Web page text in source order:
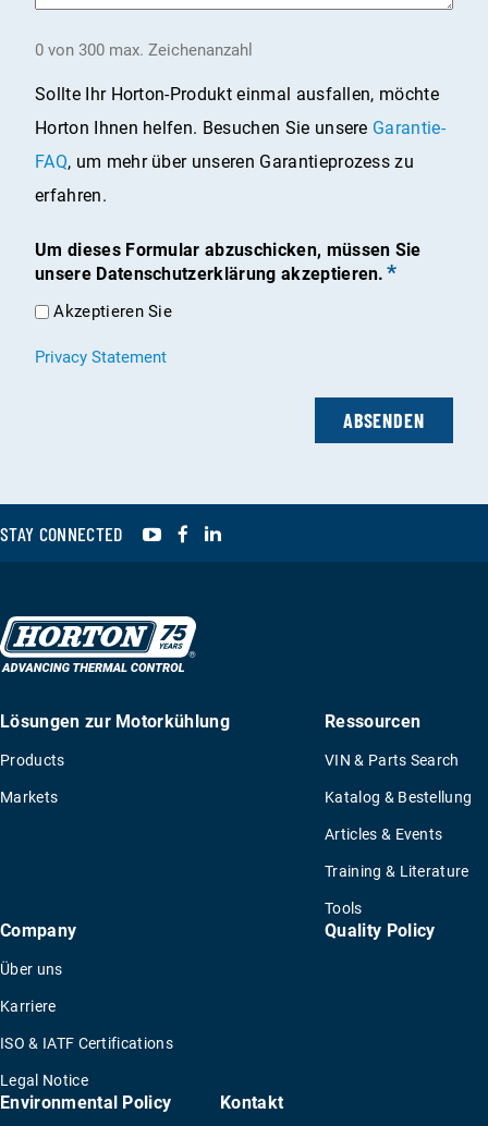
0 von 300 max. Zeichenanzahl
Sollte Ihr Horton-Produkt einmal ausfallen, möchte
Horton Ihnen helfen. Besuchen Sie unsere Garantie-
FAQ, um mehr über unseren Garantieprozess zu
erfahren.
Um dieses Formular abzuschicken, müssen Sie
unsere Datenschutzerklärung akzeptieren.
Akzeptieren Sie
Privacy Statement
STAY CONNECTED YouTubeFacebook
Lösungen zur Motorkühlung
Products
Markets
Ressourcen
VIN & Parts Search
Katalog & Bestellung
Articles & Events
Training & Literature
Tools
Company
Über uns
Karriere
ISO & IATF Certifications
Legal Notice
Quality Policy
Environmental Policy Kontakt